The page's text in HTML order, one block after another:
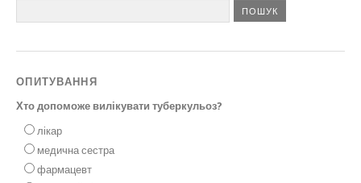
ОПИТУВАННЯ
Хто допоможе вилікувати туберкульоз?
лікар
медична сестра
фармацевт